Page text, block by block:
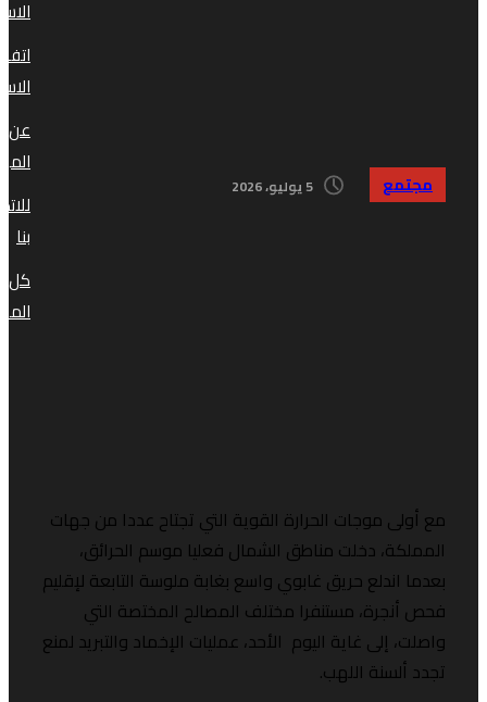
مجتمع
أولى موجات الحرارة القوية التي تجتاح عددا من جهات
دخلت مناطق الشمال فعليا موسم الحرائق،
اندلع حريق غابوي واسع بغابة ملوسة التابعة لإقليم
أنجرة، مستنفرا مختلف المصالح المختصة التي
إلى غاية اليوم الأحد، عمليات الإخماد والتبريد لمنع
ألسنة اللهب.
الاستخدام
اتفاقية
الاستخدام
الموقع
للاتصال
المقالات